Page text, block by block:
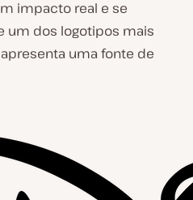
impacto real e se
um dos logotipos mais
uma fonte de